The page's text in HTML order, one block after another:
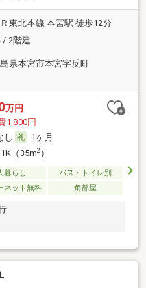
Ｒ東北本線 本宮駅 徒歩12分
/ 2階建
県本宮市本宮字反町
万円
1,800円
し
1ヶ月
（35m2）
暮らし
バス・トイレ別
ネット無料 角部屋